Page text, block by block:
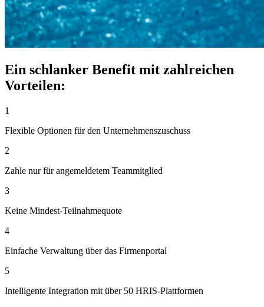
Ein schlanker Benefit mit zahlreichen
Vorteilen:
1
Flexible Optionen für den Unternehmenszuschuss
2
Zahle nur für angemeldetem Teammitglied
3
Keine Mindest-Teilnahmequote
4
Einfache Verwaltung über das Firmenportal
5
Intelligente Integration mit über 50 HRIS-Plattformen